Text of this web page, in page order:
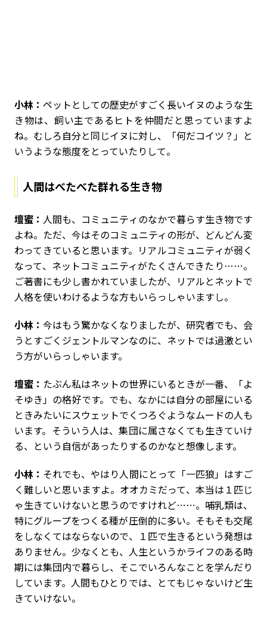
小林： ペットとしての歴史がすごく長いイヌのような生
き物は、飼い主であるヒトを仲間だと思っていますよ
ね。むしろ自分と同じイヌに対し、「何だコイツ？」と
いうような態度をとっていたりして。
人間はべたべた群れる生き物
壇蜜： 人間も、コミュニティのなかで暮らす生き物です
よね。ただ、今はそのコミュニティの形が、どんどん変
わってきていると思います。リアルコミュニティが弱く
なって、ネットコミュニティがたくさんできたり……。
ご著書にも少し書かれていましたが、リアルとネットで
人格を使いわけるような方もいらっしゃいますし。
小林： 今はもう驚かなくなりましたが、研究者でも、会
うとすごくジェントルマンなのに、ネットでは過激とい
う方がいらっしゃいます。
壇蜜： たぶん私はネットの世界にいるときが一番、「よ
そゆき」の格好です。でも、なかには自分の部屋にいる
ときみたいにスウェットでくつろぐようなムードの人も
います。そういう人は、集団に属さなくても生きていけ
る、という自信があったりするのかなと想像します。
小林： それでも、やはり人間にとって「一匹狼」はすご
く難しいと思いますよ。オオカミだって、本当は１匹じ
ゃ生きていけないと思うのですけれど……。哺乳類は、
特にグループをつくる種が圧倒的に多い。そもそも交尾
をしなくてはならないので、１匹で生きるという発想は
ありません。少なくとも、人生というかライフのある時
期には集団内で暮らし、そこでいろんなことを学んだり
しています。人間もひとりでは、とてもじゃないけど生
きていけない。